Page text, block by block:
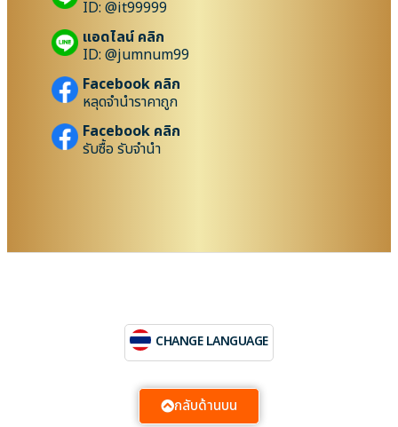
ID: @it99999
แอดไลน์ คลิก
ID: @jumnum99
Facebook คลิก
หลุดจำนำราคาถูก
Facebook คลิก
รับซื้อ รับจำนำ
CHANGE LANGUAGE
กลับด้านบน